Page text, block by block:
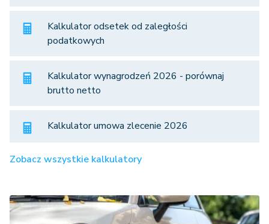
Kalkulator odsetek od zaległości
podatkowych
Kalkulator wynagrodzeń 2026 - porównaj
brutto netto
Kalkulator umowa zlecenie 2026
Zobacz wszystkie kalkulatory